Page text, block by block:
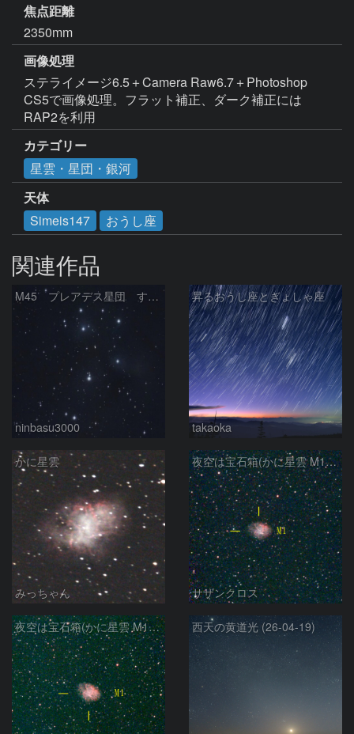
焦点距離
2350mm
画像処理
ステライメージ6.5＋Camera Raw6.7＋Photoshop
CS5で画像処理。フラット補正、ダーク補正には
RAP2を利用
カテゴリー
星雲・星団・銀河
天体
Simeis147
おうし座
関連作品
M45 プレアデス星団 すばる
ninbasu3000
昇るおうし座とぎょしゃ座
takaoka
かに星雲
みっちゃん
夜空は宝石箱(かに星雲 M1) Seestar50
サザンクロス
夜空は宝石箱(かに星雲 M1) Seestar50 西天の黄道光 (26-04-19)